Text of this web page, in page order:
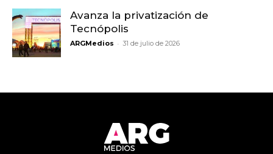
Avanza la privatización de
Tecnópolis
ARGMedios - 31 de julio de 2026